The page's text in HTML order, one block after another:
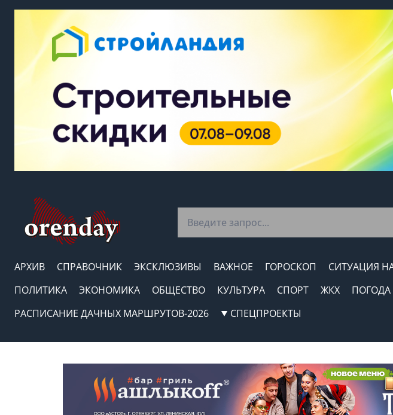
АРХИВ СПРАВОЧНИК ЭКСКЛЮЗИВЫ ВАЖНОЕ ГОРОСКОП СИТУАЦИЯ
ПОЛИТИКА
ЭКОНОМИКА ОБЩЕСТВО КУЛЬТУРА СПОРТ ЖКХ ПОГОДА
РАСПИСАНИЕ ДАЧНЫХ МАРШРУТОВ-2026
СПЕЦПРОЕКТЫ